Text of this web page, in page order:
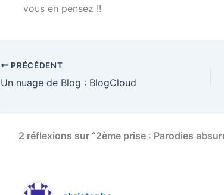
vous en pensez !!
PRÉCÉDENT
Un nuage de Blog : BlogCloud
2 réflexions sur “2ème prise : Parodies